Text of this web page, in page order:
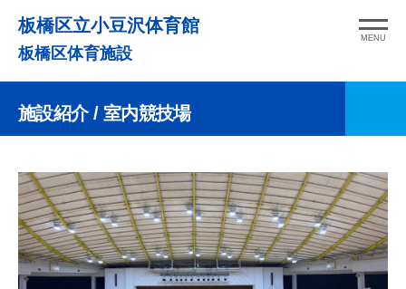
へ
板橋区立小豆沢体育館
板橋区体育施設
MENU
施設紹介/ 室内競技場